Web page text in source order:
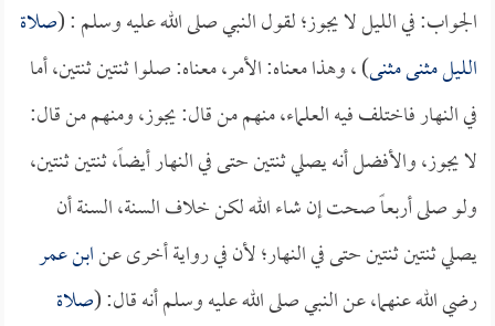
الجواب: في الليل لا يجوز؛ لقول النبي صلى الله عليه وسلم : (صلاة
الليل مثنى مثنى) ، وهذا معناه: الأمر، معناه: صلوا ثنتين ثنتين، أما
في النهار فاختلف فيه العلماء، منهم من قال: يجوز، ومنهم من قال:
لا يجوز، والأفضل أنه يصلي ثنتين حتى في النهار أيضاً، ثنتين ثنتين،
ولو صلى أربعاً صحت إن شاء الله لكن خلاف السنة، السنة أن
يصلي ثنتين ثنتين حتى في النهار؛ لأن في رواية أخرى عنابن عمر
رضي الله عنهما، عن النبي صلى الله عليه وسلم أنه قال: (صلاة